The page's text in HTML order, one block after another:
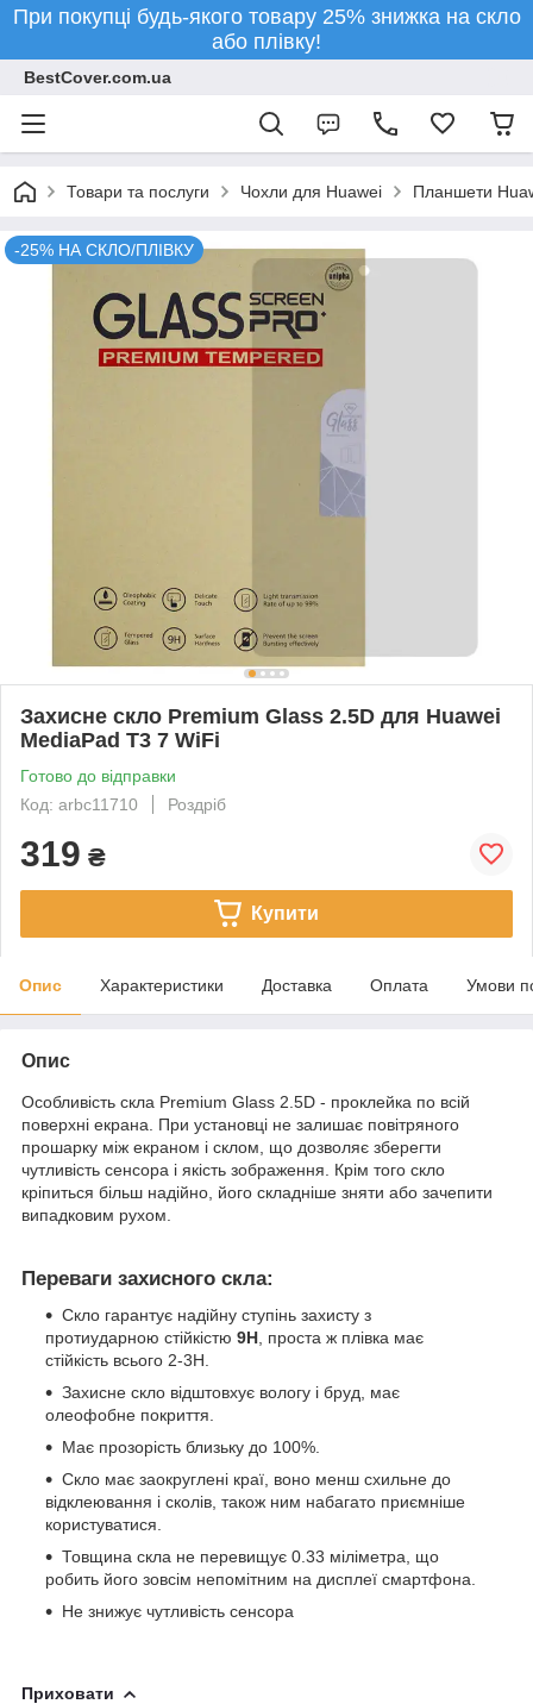
При покупці будь-якого товару 25% знижка на скло
або плівку!
BestCover.com.ua
Товари та послуги Чохли для Huawei Планшети
-25% НА СКЛО/ПЛІВКУ
Захисне скло Premium Glass 2.5D для Huawei
MediaPad T3 7 WiFi
Готово до відправки
Код: arbc11710
Роздріб
319 ₴
Купити
Опис Характеристики Доставка Оплата Умови
Опис
Особливість скла Premium Glass 2.5D - проклейка по всій
поверхні екрана. При установці не залишає повітряного
прошарку між екраном і склом, що дозволяє зберегти
чутливість сенсора і якість зображення. Крім того скло
кріпиться більш надійно, його складніше зняти або зачепити
випадковим рухом.
Переваги захисного скла:
Скло гарантує надійну ступінь захисту з
протиударною стійкістю 9H , проста ж плівка має
стійкість всього 2-3H.
Захисне скло відштовхує вологу і бруд, має
олеофобне покриття.
Має прозорість близьку до 100%.
Скло має заокруглені краї, воно менш схильне до
відклеювання і сколів, також ним набагато приємніше
користуватися.
Товщина скла не перевищує 0.33 міліметра, що
робить його зовсім непомітним на дисплеї смартфона.
Не знижує чутливість сенсора
Приховати